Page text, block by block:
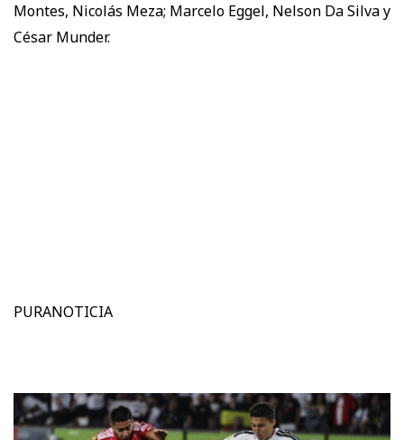
Montes, Nicolás Meza; Marcelo Eggel, Nelson Da Silva y
César Munder.
PURANOTICIA